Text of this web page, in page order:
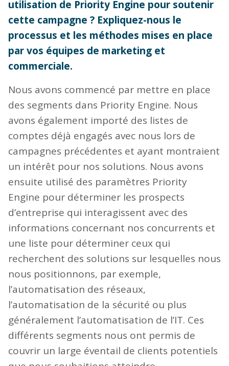
utilisation de Priority Engine pour soutenir
cette campagne ? Expliquez-nous le
processus et les méthodes mises en place
par vos équipes de marketing et
commerciale.
Nous avons commencé par mettre en place
des segments dans Priority Engine. Nous
avons également importé des listes de
comptes déjà engagés avec nous lors de
campagnes précédentes et ayant montraient
un intérêt pour nos solutions. Nous avons
ensuite utilisé des paramètres Priority
Engine pour déterminer les prospects
d’entreprise qui interagissent avec des
informations concernant nos concurrents et
une liste pour déterminer ceux qui
recherchent des solutions sur lesquelles nous
nous positionnons, par exemple,
l’automatisation des réseaux,
l’automatisation de la sécurité ou plus
généralement l’automatisation de l’IT. Ces
différents segments nous ont permis de
couvrir un large éventail de clients potentiels